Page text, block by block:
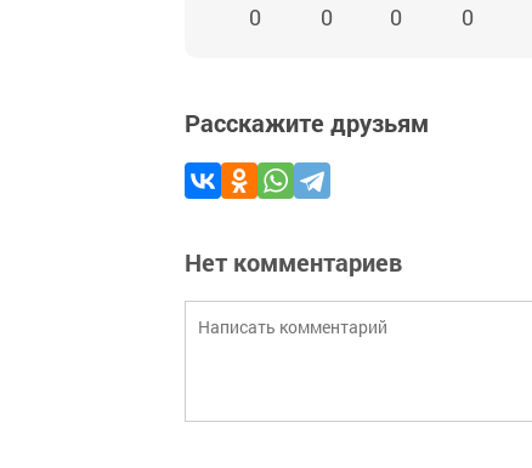
0 0 0 0
Расскажите друзьям
Нет комментариев